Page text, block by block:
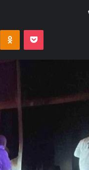
Odnoklassniki
Pocket